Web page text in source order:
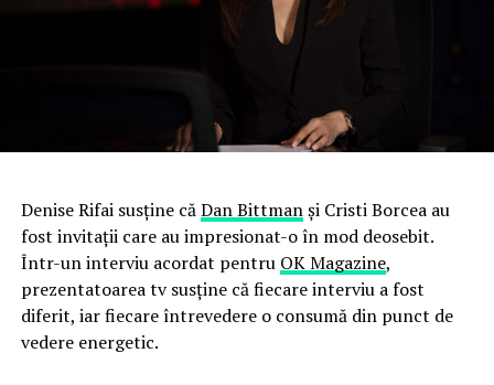
Denise Rifai susține căDan Bittmanși Cristi Borcea au
fost invitații care au impresionat-o în mod deosebit.
Într-un interviu acordat pentru OK Magazine,
prezentatoarea tv susține că fiecare interviu a fost
diferit, iar fiecare întrevedere o consumă din punct de
vedere energetic.